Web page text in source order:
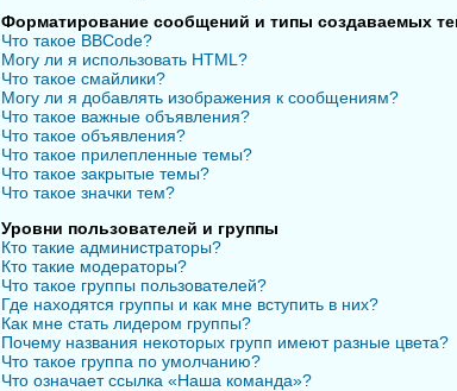
Форматирование сообщений и типы создаваемых
Что такое BBCode?
Могу ли я использовать HTML?
Что такое смайлики?
Могу ли я добавлять изображения к сообщениям?
Что такое важные объявления?
Что такое объявления?
Что такое прилепленные темы?
Что такое закрытые темы?
Что такое значки тем?
Уровни пользователей и группы
Кто такие администраторы?
Кто такие модераторы?
Что такое группы пользователей?
Где находятся группы и как мне вступить в них?
Как мне стать лидером группы?
Почему названия некоторых групп имеют разные цвета?
Что такое группа по умолчанию?
Что означает ссылка «Наша команда»?